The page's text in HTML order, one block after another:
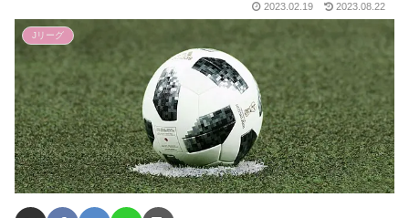
2023.02.19 2023.08.22
Jリーグ